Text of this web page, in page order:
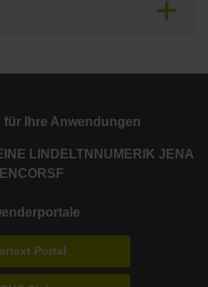
für Ihre Anwendungen
LINDE LTN NUMERIK JENA
RSF
Portal